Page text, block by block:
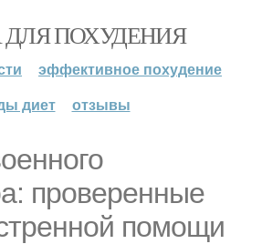
ДЛЯ ПОХУДЕНИЯ
эффективное похудение
диет
отзывы
проверенные
помощи